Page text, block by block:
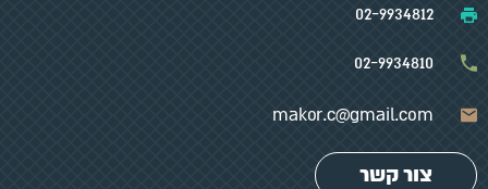
02-9934812
02-9934810
makor.c@gmail.com
צור קשר